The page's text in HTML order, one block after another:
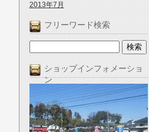
2013年7月
フリーワード検索
ショップインフォメーショ
ン